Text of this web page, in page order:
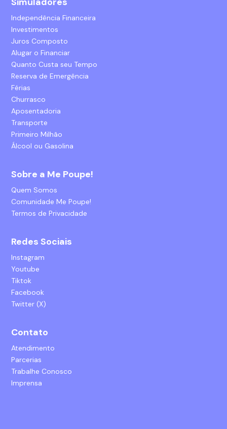
Independência Financeira
Investimentos
Juros Composto
Alugar o Financiar
Quanto Custa seu Tempo
Reserva de Emergência
Férias
Churrasco
Aposentadoria
Transporte
Primeiro Milhão
Álcool ou Gasolina
Sobre a Me Poupe!
Quem Somos
Comunidade Me Poupe!
Termos de Privacidade
Redes Sociais
Instagram
Youtube
Tiktok
Facebook
Twitter (X)
Contato
Atendimento
Parcerias
Trabalhe Conosco
Imprensa